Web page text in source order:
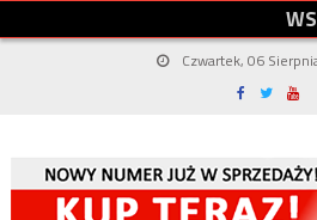
WS
Czwartek, 06